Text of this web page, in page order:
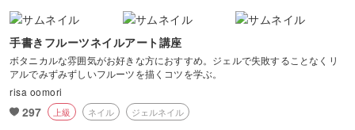
手書きフルーツネイルアート講座
ボタニカルな雰囲気がお好きな方におすすめ。ジェルで失敗することなくリ
アルでみずみずしいフルーツを描くコツを学ぶ。
risa oomori
297 上級 ネイル ジェルネイル